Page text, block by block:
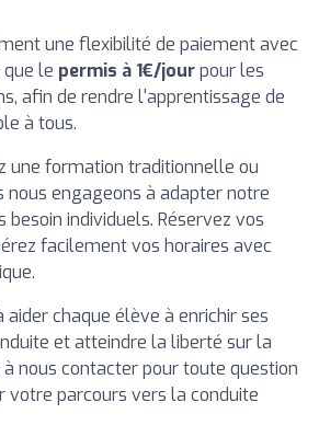
une flexibilité de paiement avec
le permis à 1€/jourpour les
afin de rendre l'apprentissage de
à tous.
une formation traditionnelle ou
nous engageons à adapter notre
individuels. Réservez vos
facilement vos horaires avec
aider chaque élève à enrichir ses
et atteindre la liberté sur la
nous contacter pour toute question
votre parcours vers la conduite